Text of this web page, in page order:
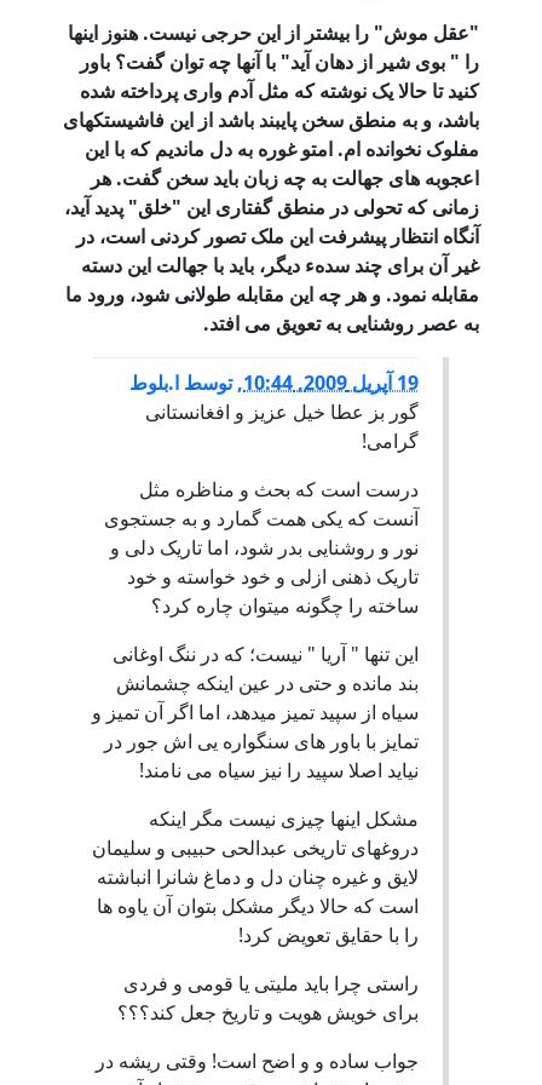
"عقل موش" را بیشتر از این حرجی نیست. هنوز اینها
را " بوی شیر از دهان آید" با آنها چه توان گفت؟ باور
کنید تا حالا یک نوشته که مثل آدم واری پرداخته شده
باشد، و به منطق سخن پایبند باشد از این فاشیستکهای
مفلوک نخوانده ام. امتو غوره به دل ماندیم که با این
اعجوبه های جهالت به چه زبان باید سخن گفت. هر
زمانی که تحولی در منطق گفتاری این "خلق" پدید آید،
آنگاه انتظار پیشرفت این ملک تصور کردنی است، در
غیر آن برای چند سدهء دیگر، باید با جهالت این دسته
مقابله نمود. و هر چه این مقابله طولانی شود، ورود ما
به عصر روشنایی به تعویق می افتد.
19 آپریل 2009, 10:44 ,توسط ا.بلوط
گور بز عطا خیل عزیز و افغانستانی
گرامی!
درست است که بحث و مناظره مثل
آنست که یکی همت گمارد و به جستجوی
نور و روشنایی بدر شود، اما تاریک دلی و
تاریک ذهنی ازلی و خود خواسته و خود
ساخته را چگونه میتوان چاره کرد؟
این تنها " آریا " نیست؛ که در ننگ اوغانی
بند مانده و حتی در عین اینکه چشمانش
سیاه از سپید تمیز میدهد، اما اگر آن تمیز و
تمایز با باور های سنگواره یی اش جور در
نیاید اصلا سپید را نیز سیاه می نامند!
مشکل اینها چیزی نیست مگر اینکه
دروغهای تاریخی عبدالحی حبیبی و سلیمان
لایق و غیره چنان دل و دماغ شانرا انباشته
است که حالا دیگر مشکل بتوان آن یاوه ها
را با حقایق تعویض کرد!
راستی چرا باید ملیتی یا قومی و فردی
برای خویش هویت و تاریخ جعل کند؟؟؟
جواب ساده و و اضح است! وقتی ریشه در